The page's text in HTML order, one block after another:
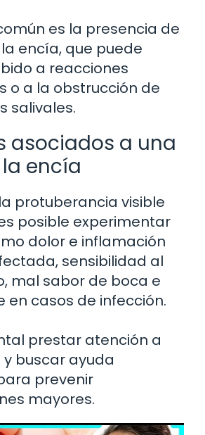
es la presencia de
encía, que puede
a reacciones
o a la obstrucción de
salivales.
asociados a una
encía
protuberancia visible
posible experimentar
dolor e inflamación
sensibilidad al
mal sabor de boca e
en casos de infección.
prestar atención a
buscar ayuda
prevenir
mayores.